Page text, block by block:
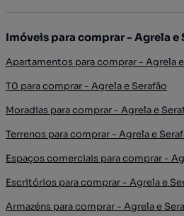
Imóveis para comprar - Agrela e
Apartamentos para comprar - Agrela
T0 para comprar - Agrela e Serafão
Moradias para comprar - Agrela e
Terrenos para comprar - Agrela e
Espaços comerciais para comprar -
Escritórios para comprar - Agrela e
Armazéns para comprar - Agrela e